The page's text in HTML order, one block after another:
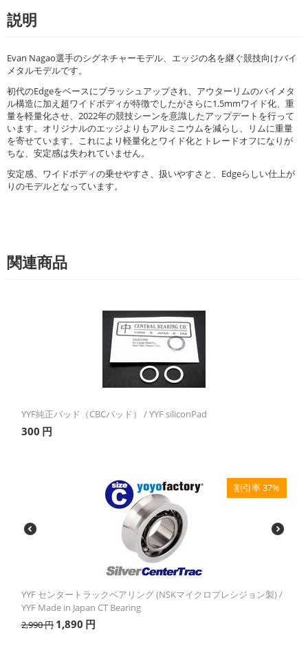
説明
Evan Nagao選手のシグネチャーモデル、エッジの名を継ぐ競技向けバイ
メタルモデルです。
初代のEdgeをベースにブラッシュアップされ、アウターリムのバイメタ
ル構造に加え超ワイドボディが特徴でしたがさらに1.5mmワイド化、重
量を軽量化させ、2022年の競技シーンを意識したアップデートを行って
います。オリジナルのエッジよりもアルミニウムを減らし、リムに重量
を寄せています。これにより軽量化とワイド化とトレードオフになりが
ちな、安定感は失われていません。
安定感、ワイドボディの乗せやすさ、扱いやすさと、Edgeらしい仕上が
りのモデルとなっています。
関連商品
YYF純正パッド（CBCパッド） / YYF siliconPad
300 円
割引率 37%
YYF センタートラックベアリング (NSKマイクロプレシジョン製) /
YYF Made in Japan CT Bearing
2,990円 1,890 円